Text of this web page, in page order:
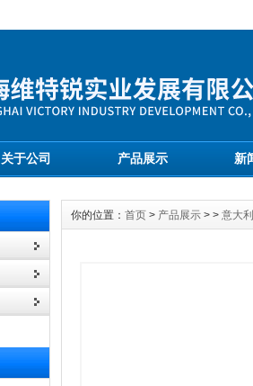
关于公司 产品展示 新
你的位置： 首页 > 产品展示 > > 意大